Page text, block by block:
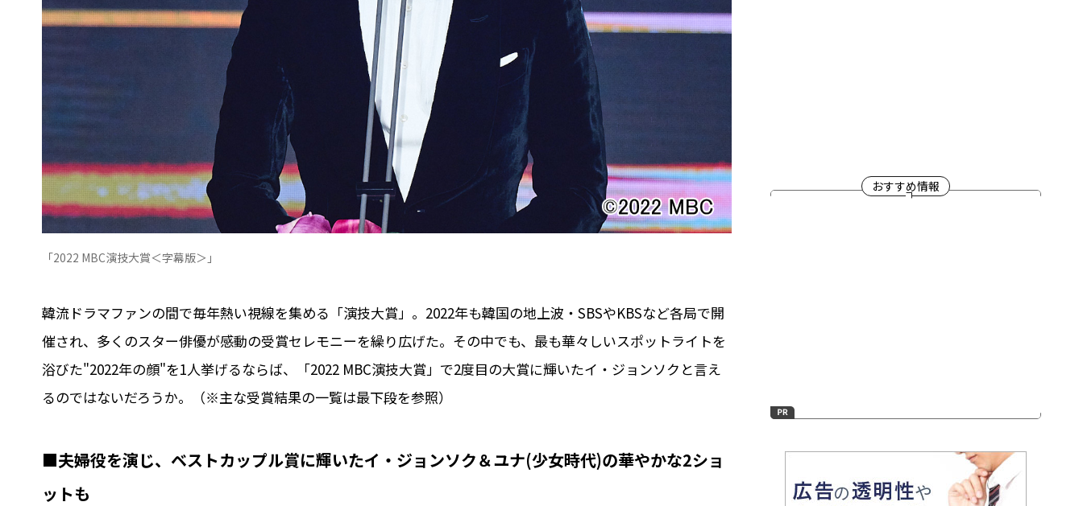
「2022 MBC演技大賞＜字幕版＞」
韓流ドラマファンの間で毎年熱い視線を集める「演技大賞」。2022年も韓国の地上波・SBSやKBSなど各局で開
催され、多くのスター俳優が感動の受賞セレモニーを繰り広げた。その中でも、最も華々しいスポットライトを
浴びた"2022年の顔"を1人挙げるならば、「2022 MBC演技大賞」で2度目の大賞に輝いたイ・ジョンソクと言え
るのではないだろうか。（※主な受賞結果の一覧は最下段を参照）
■夫婦役を演じ、ベストカップル賞に輝いたイ・ジョンソク＆ユナ(少女時代)の華やかな2ショ
ットも
おすすめ情報